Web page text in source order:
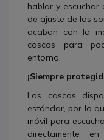
hablar y escuchar
de ajuste de los
acaban con la
cascos para
entorno.
¡Siempre
Los cascos
estándar, por lo
móvil para
directamente